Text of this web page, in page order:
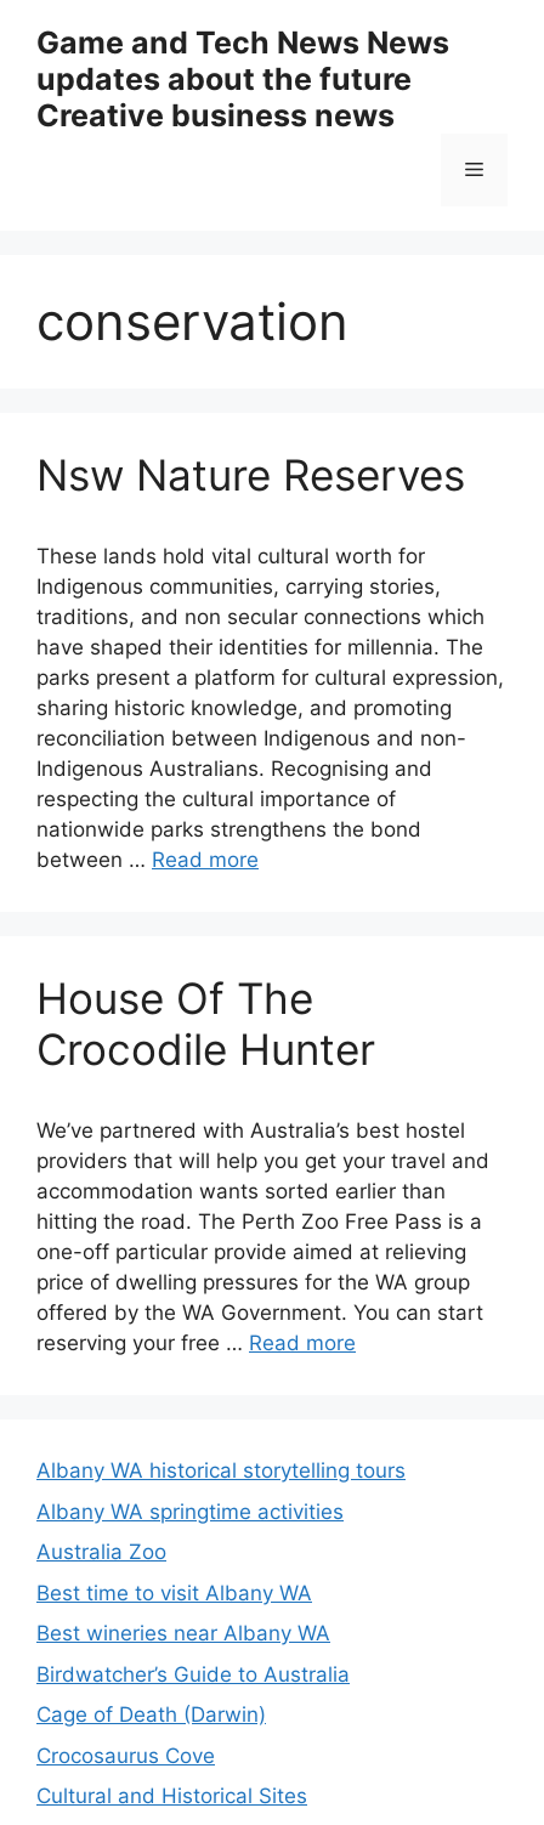
content
Game and Tech News News
updates about the future
Creative business news
Menu
conservation
Nsw Nature Reserves
These lands hold vital cultural worth for
Indigenous communities, carrying stories,
traditions, and non secular connections which
have shaped their identities for millennia. The
parks present a platform for cultural expression,
sharing historic knowledge, and promoting
reconciliation between Indigenous and non-
Indigenous Australians. Recognising and
respecting the cultural importance of
nationwide parks strengthens the bond
between … Read more
House Of The
Crocodile Hunter
We’ve partnered with Australia’s best hostel
providers that will help you get your travel and
accommodation wants sorted earlier than
hitting the road. The Perth Zoo Free Pass is a
one-off particular provide aimed at relieving
price of dwelling pressures for the WA group
offered by the WA Government. You can start
reserving your free … Read more
Albany WA historical storytelling tours
Albany WA springtime activities
Australia Zoo
Best time to visit Albany WA
Best wineries near Albany WA
Birdwatcher’s Guide to Australia
Cage of Death (Darwin)
Crocosaurus Cove
Cultural and Historical Sites